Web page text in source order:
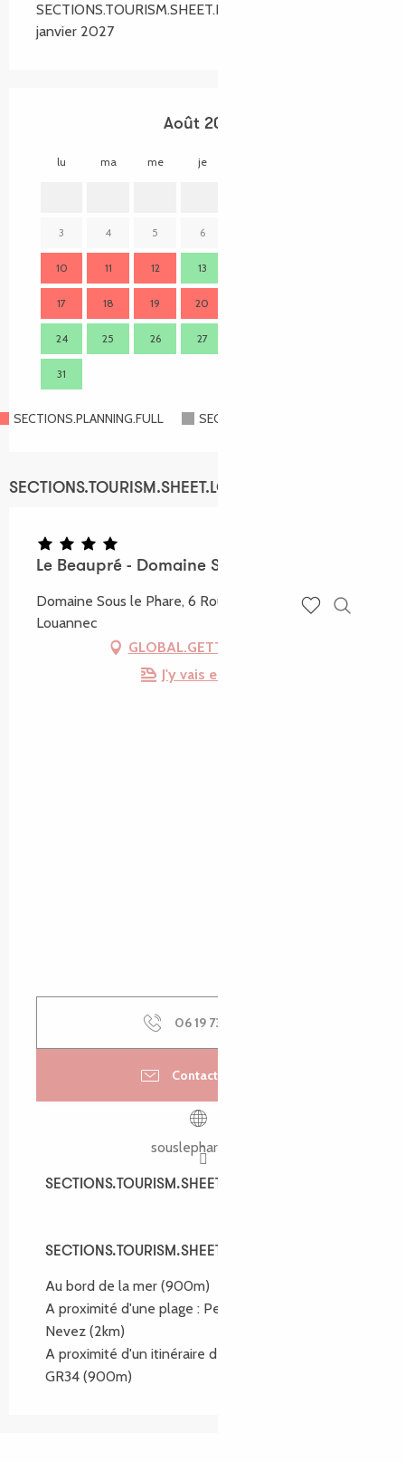
SECTIONS.TOURISM.SHEET.PERIODS.UNTIL 3
janvier 2027
Août 2026
lu ma me je
3 4 5 6
10 11 12 13
17 18 19 20
24 25 26 27
31
SECTIONS.PLANNING.FULL SECTIONS.PLANNING.CLOSED
SECTIONS.TOURISM.SHEET.LOCATION
Le Beaupré - Domaine Sous le phare
Domaine Sous le Phare, 6 Route de Kerjean, 22700
Louannec
GLOBAL.GETTING_THERE
J'y vais en train !
06 19 73 64
Contactez-nous
souslephare.com
SECTIONS.TOURISM.SHEET.SPOKEN_LANGUAGES
SECTIONS.TOURISM.SHEET.SPOKEN_LANGUAGES
SECTIONS.TOURISM.SHEET.ENVIRONMENT
SECTIONS.TOURISM.SHEET.ENVIRONMENT
Au bord de la mer (900m)
A proximité d'une plage : Penn an Hent
Nevez (2km)
A proximité d'un itinéraire de randonnée :
GR34 (900m)